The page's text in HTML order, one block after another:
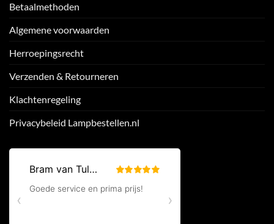
Betaalmethoden
Algemene voorwaarden
Herroepingsrecht
Verzenden & Retourneren
Klachtenregeling
Privacybeleid Lampbestellen.nl